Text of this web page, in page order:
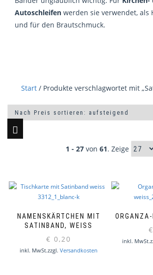
Autoschleifen werden sie verwendet, als
und für den Brautschmuck.
Start / Produkte verschlagwortet mit
1 - 27 von 61. Zeige
NAMENSKÄRTCHEN MIT
SATINBAND, WEISS
€ 0,20
inkl. MwSt.zzgl. Versandkosten
ORGANZA-
€
inkl. MwSt.